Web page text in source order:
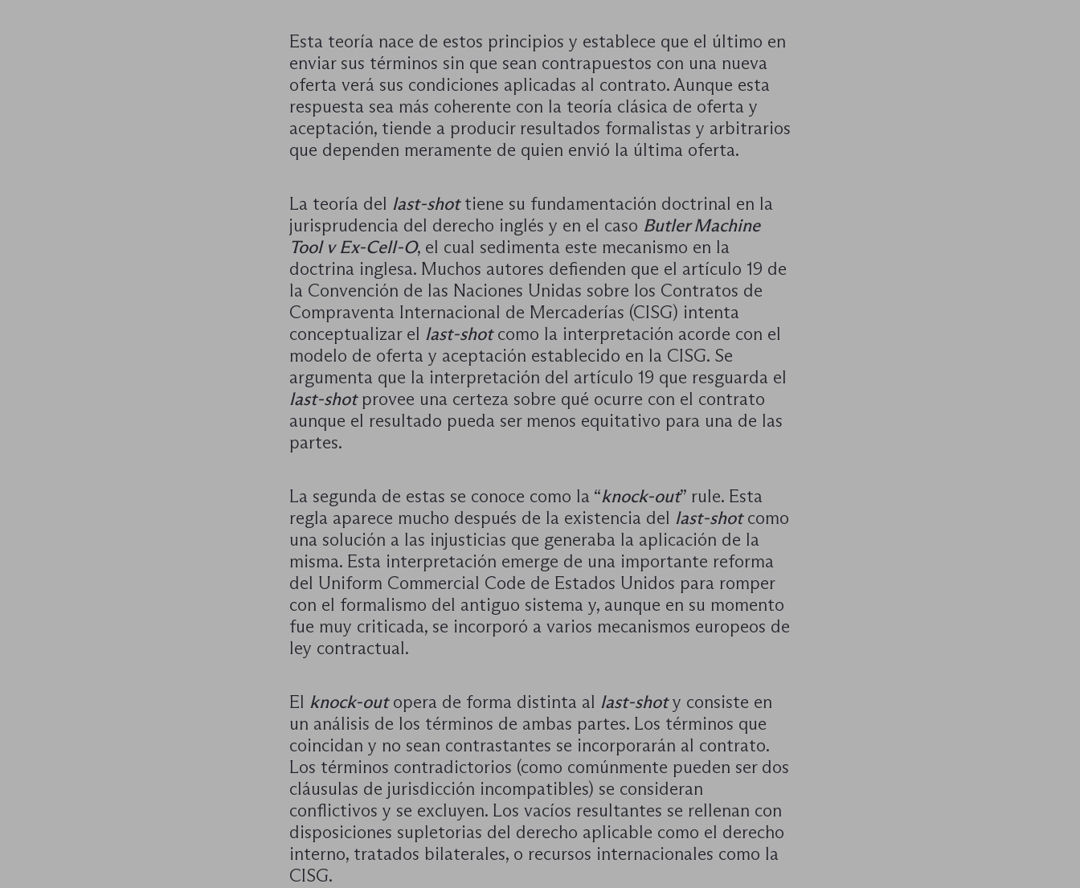
Esta teoría nace de estos principios y establece que el último en
enviar sus términos sin que sean contrapuestos con una nueva
oferta verá sus condiciones aplicadas al contrato. Aunque esta
respuesta sea más coherente con la teoría clásica de oferta y
aceptación, tiende a producir resultados formalistas y arbitrarios
que dependen meramente de quien envió la última oferta.
La teoría del last-shottiene su fundamentación doctrinal en la
jurisprudencia del derecho inglés y en el caso Butler Machine
Tool v Ex-Cell-O, el cual sedimenta este mecanismo en la
doctrina inglesa. Muchos autores defienden que el artículo 19 de
la Convención de las Naciones Unidas sobre los Contratos de
Compraventa Internacional de Mercaderías (CISG) intenta
conceptualizar el last-shotcomo la interpretación acorde con el
modelo de oferta y aceptación establecido en la CISG. Se
argumenta que la interpretación del artículo 19 que resguarda el
last-shotprovee una certeza sobre qué ocurre con el contrato
aunque el resultado pueda ser menos equitativo para una de las
partes.
La segunda de estas se conoce como la “knock-out” rule. Esta
regla aparece mucho después de la existencia del last-shotcomo
una solución a las injusticias que generaba la aplicación de la
misma. Esta interpretación emerge de una importante reforma
del Uniform Commercial Code de Estados Unidos para romper
con el formalismo del antiguo sistema y, aunque en su momento
fue muy criticada, se incorporó a varios mecanismos europeos de
ley contractual.
El knock-outopera de forma distinta al last-shoty consiste en
un análisis de los términos de ambas partes. Los términos que
coincidan y no sean contrastantes se incorporarán al contrato.
Los términos contradictorios (como comúnmente pueden ser dos
cláusulas de jurisdicción incompatibles) se consideran
conflictivos y se excluyen. Los vacíos resultantes se rellenan con
disposiciones supletorias del derecho aplicable como el derecho
interno, tratados bilaterales, o recursos internacionales como la
CISG.